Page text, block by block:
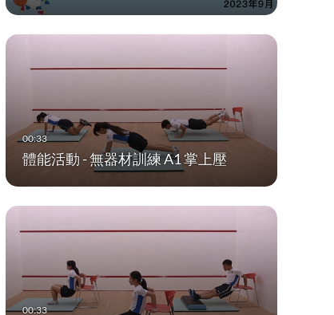
體能活動 - 無器材訓練 A1 掌上壓